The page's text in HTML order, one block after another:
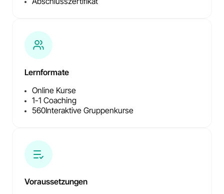
Lernformate
Online Kurse
1-1 Coaching
560Interaktive Gruppenkurse
Voraussetzungen